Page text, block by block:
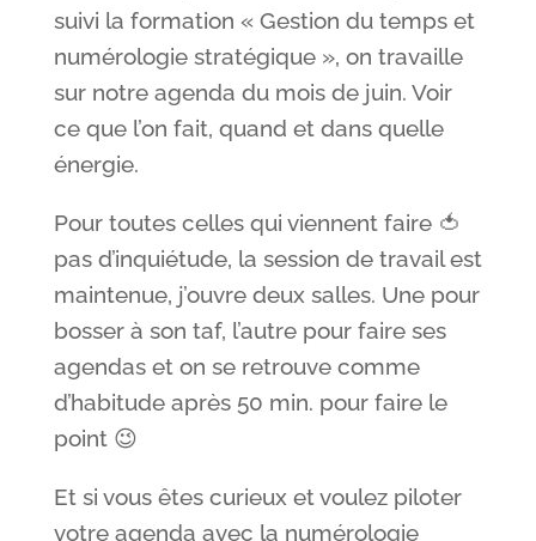
suivi la formation « Gestion du temps et
numérologie stratégique », on travaille
sur notre agenda du mois de juin. Voir
ce que l’on fait, quand et dans quelle
énergie.
Pour toutes celles qui viennent faire 🍅
pas d’inquiétude, la session de travail est
maintenue, j’ouvre deux salles. Une pour
bosser à son taf, l’autre pour faire ses
agendas et on se retrouve comme
d’habitude après 50 min. pour faire le
point 😉
Et si vous êtes curieux et voulez piloter
votre agenda avec la numérologie